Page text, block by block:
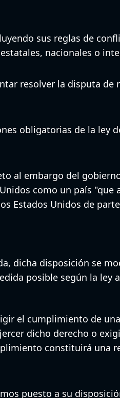
sus reglas de
nacionales o
resolver la disputa de
obligatorias de la ley
al embargo del
como un país "que
Estados Unidos de
dicha disposición se
posible según la ley
el cumplimiento de
dicho derecho o
constituirá una
puesto a su